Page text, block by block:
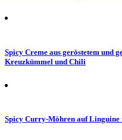
Spicy Creme aus geröstetem und
Kreuzkümmel und Chili
Spicy Curry-Möhren auf Linguine